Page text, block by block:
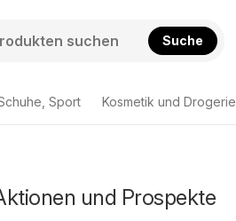
Suche
Sport Kosmetik und Drogerie
und Prospekte